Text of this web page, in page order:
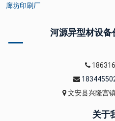
廊坊印刷厂
河源异型材设备
文安县兴隆宫
关于